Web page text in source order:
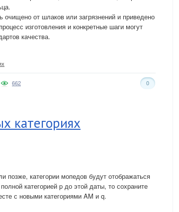
от шлаков или загрязнений и приведено
изготовления и конкретные шаги могут
качества.
0
662
категориях
позже, категории мопедов будут отображаться
категорией p до этой даты, то сохраните
с новыми категориями AM и q.